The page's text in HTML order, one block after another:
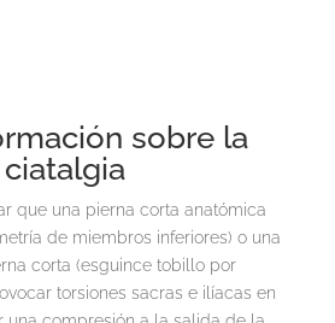
sobre la
ciatalgia
que una pierna corta anatómica
de miembros inferiores) o una
corta (esguince tobillo por
torsiones sacras e ilíacas en